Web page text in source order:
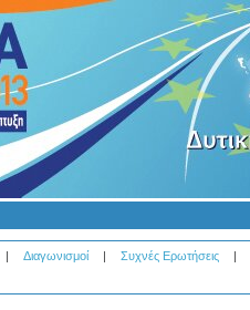
| Διαγωνισμοί | Συχνές Ερωτήσεις |